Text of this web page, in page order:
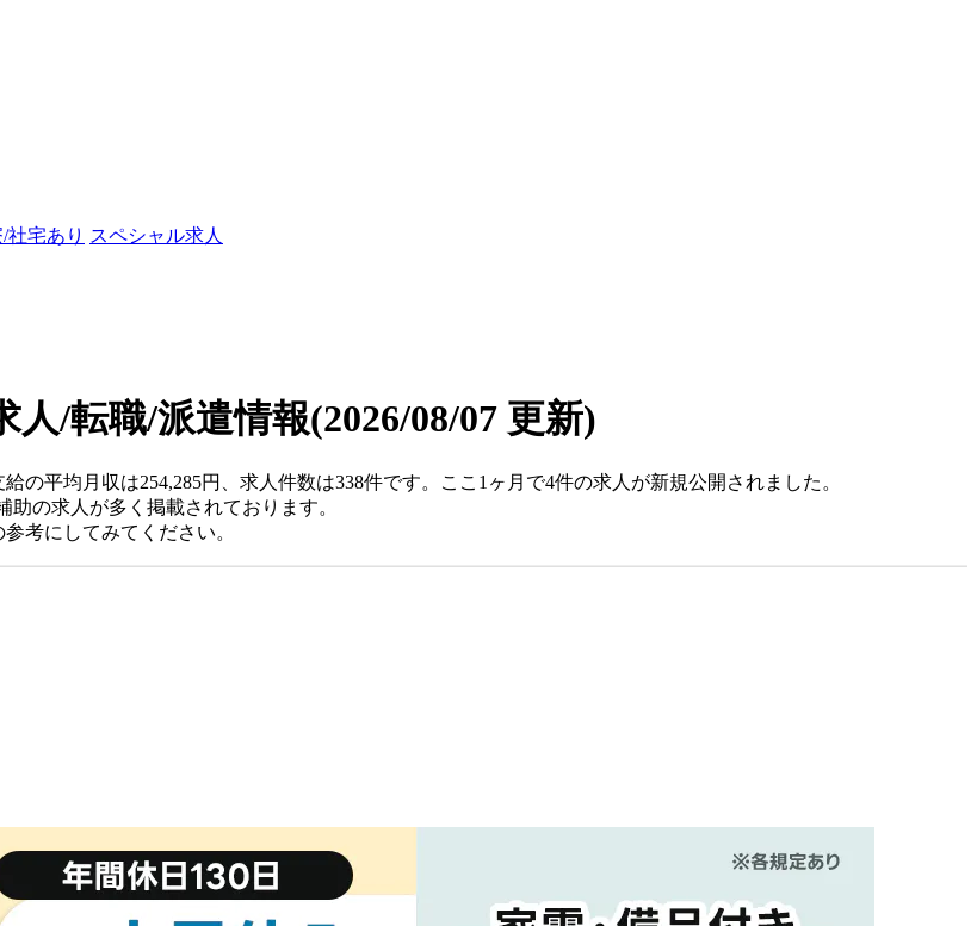
社宅あり スペシャル求人
人/転職/派遣情報(2026/08/07 更新)
の平均月収は254,285円、求人件数は338件です。ここ1ヶ月で4件の求人が新規公開されました。
の求人が多く掲載されております。
考にしてみてください。